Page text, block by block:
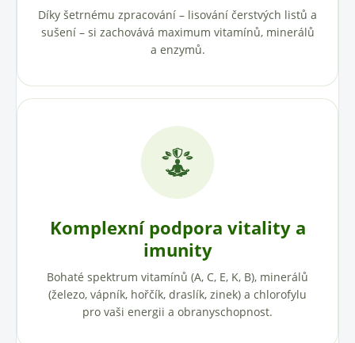
Díky šetrnému zpracování – lisování čerstvých listů a
sušení – si zachovává maximum vitamínů, minerálů
a enzymů.
Komplexní podpora vitality a
imunity
Bohaté spektrum vitamínů (A, C, E, K, B), minerálů
(železo, vápník, hořčík, draslík, zinek) a chlorofylu
pro vaši energii a obranyschopnost.